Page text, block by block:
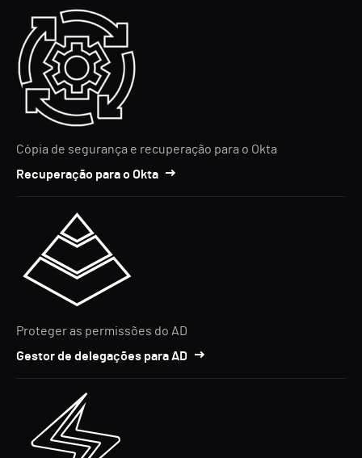
Cópia de segurança e recuperação para o Okta
Recuperação para o Okta
Proteger as permissões do AD
Gestor de delegações para AD